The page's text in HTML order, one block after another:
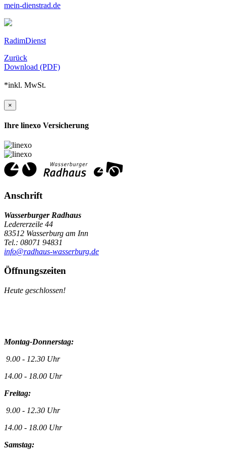
mein-dienstrad.de
RadimDienst
Zurück
Download (PDF)
*inkl. MwSt.
×
Ihre linexo Versicherung
Anschrift
Wasserburger Radhaus
Ledererzeile 44
83512 Wasserburg am Inn
Tel.: 08071 94831
info@radhaus-wasserburg.de
Öffnungszeiten
Heute geschlossen!
Montag-Donnerstag:
9.00 - 12.30 Uhr
14.00 - 18.00 Uhr
Freitag:
9.00 - 12.30 Uhr
14.00 - 18.00 Uhr
Samstag: